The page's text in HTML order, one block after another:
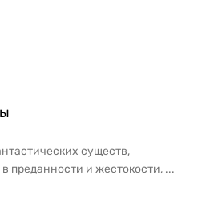
существ,
преданности и жестокости, ...